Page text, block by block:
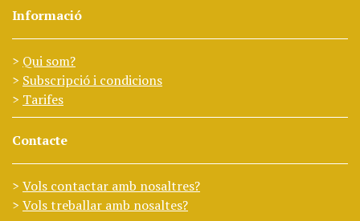
Informació
Qui som?
Subscripció i condicions
Tarifes
Contacte
Vols contactar amb nosaltres?
Vols treballar amb nosaltes?